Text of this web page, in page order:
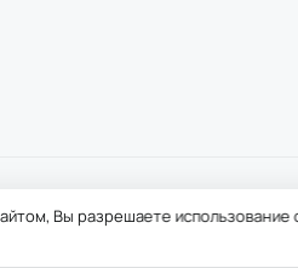
характер и не
Федерации от 17.03.2020 № 187
и БАД. Рецептурные
выкупа заказа в выбранном
Вы разрешаете использование